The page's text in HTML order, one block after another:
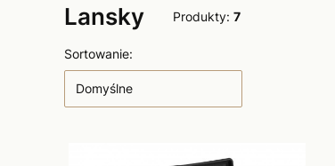
Lansky Produkty: 7
Lista produktów
Sortowanie:
Domyślne